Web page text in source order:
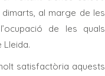
al marge de les
de les quals
satisfactòria aquests